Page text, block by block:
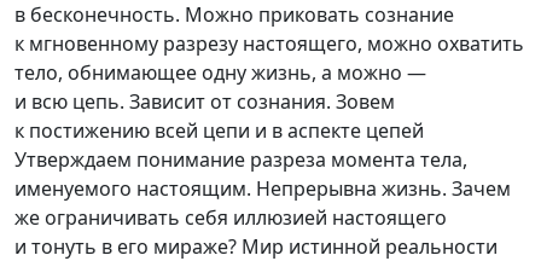
в бесконечность. Можно приковать сознание
к мгновенному разрезу настоящего, можно охватить
тело, обнимающее одну жизнь, а можно —
и всю цепь. Зависит от сознания. Зовем
к постижению всей цепи и в аспекте цепей
Утверждаем понимание разреза момента тела,
именуемого настоящим. Непрерывна жизнь. Зачем
же ограничивать себя иллюзией настоящего
и тонуть в его мираже? Мир истинной реальности